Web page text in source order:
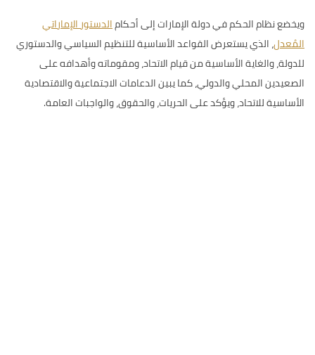
ويخضع نظام الحكم في دولة الإمارات إلى أحكامالدستور الإماراتي
المُعدل، الذي يستعرض القواعد الأساسية للتنظيم السياسي والدستوري
للدولة، والغاية الأساسية من قيام الاتحاد، ومقوماته وأهدافه على
الصعيدين المحلي والدولي، كما يبين الدعامات الاجتماعية والاقتصادية
الأساسية للاتحاد، ويؤكد على الحريات، والحقوق، والواجبات العامة.